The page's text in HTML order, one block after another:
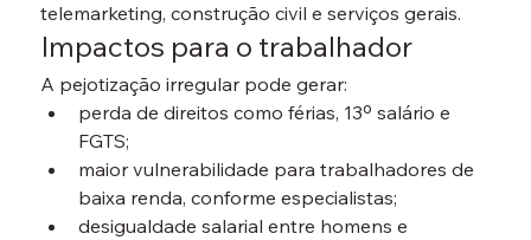
telemarketing, construção civil e serviços gerais.
Impactos para o trabalhador
A pejotização irregular pode gerar:
perda de direitos como férias, 13º salário e
FGTS;
maior vulnerabilidade para trabalhadores de
baixa renda, conforme especialistas;
desigualdade salarial entre homens e